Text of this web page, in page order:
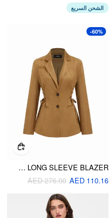
الشحن السريع
-60%
SUEDE COLLAR LACE UP LONG SLEEVE BLAZER
AED 110.16
AED 276.00